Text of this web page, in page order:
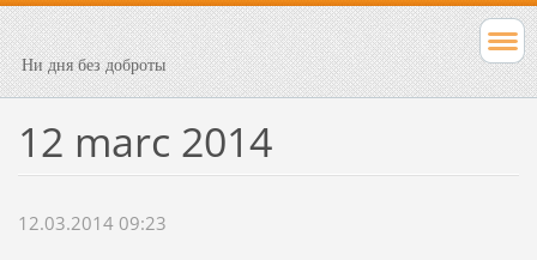
Ни дня без доброты
12 marc 2014
12.03.2014 09:23